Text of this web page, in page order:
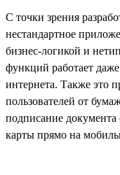
С точки зрения
нестандартное
бизнес-логикой и
функций работает
интернета. Также это
пользователей от
подписание
карты прямо на